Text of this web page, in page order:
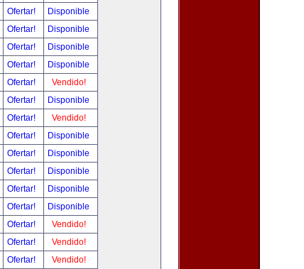
Ofertar!
Disponible
Ofertar!
Disponible
Ofertar!
Disponible
Ofertar!
Disponible
Ofertar!
Vendido!
Ofertar!
Disponible
Ofertar!
Vendido!
Ofertar!
Disponible
Ofertar!
Disponible
Ofertar!
Disponible
Ofertar!
Disponible
Ofertar!
Disponible
Ofertar!
Vendido!
Ofertar!
Vendido!
Ofertar!
Vendido!